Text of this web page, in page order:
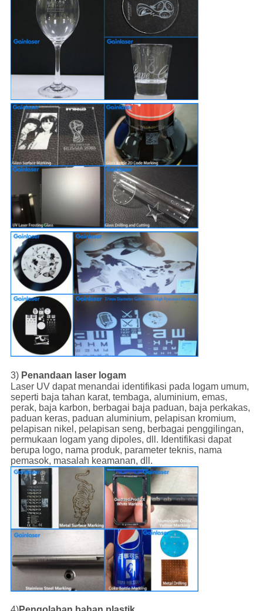
3) Penandaan laser logam
Laser UV dapat menandai identifikasi pada logam umum,
seperti baja tahan karat, tembaga, aluminium, emas,
perak, baja karbon, berbagai baja paduan, baja perkakas,
paduan keras, paduan aluminium, pelapisan kromium,
pelapisan nikel, pelapisan seng, berbagai penggilingan,
permukaan logam yang dipoles, dll. Identifikasi dapat
berupa logo, nama produk, parameter teknis, nama
pemasok, masalah keamanan, dll.